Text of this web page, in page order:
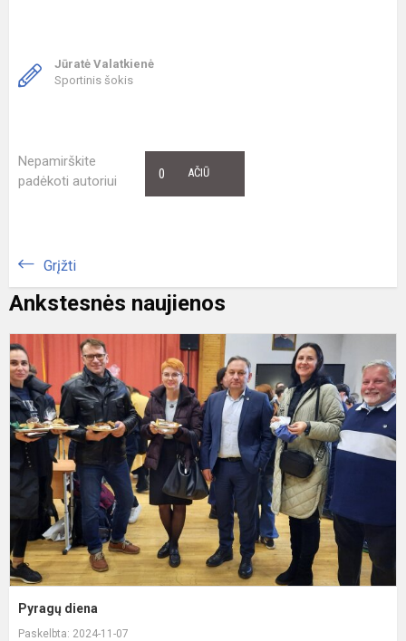
Jūratė Valatkienė
Sportinis šokis
Nepamirškite
padėkoti autoriui
AČIŪ
0
Grįžti
Ankstesnės naujienos
Pyragų diena
Paskelbta: 2024-11-07